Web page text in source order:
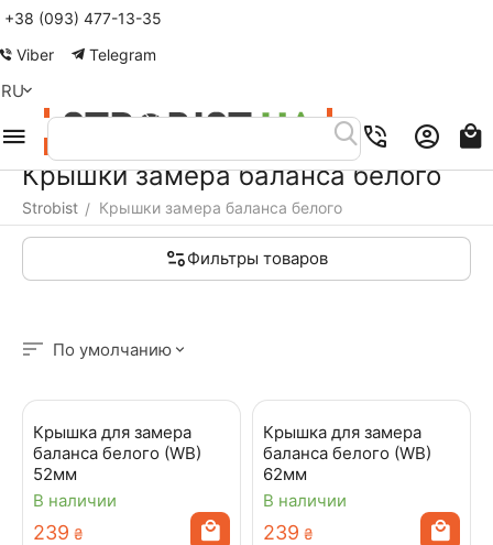
+38 (093) 477-13-35
Viber
Telegram
RU
Крышки замера баланса белого
Strobist / Крышки замера баланса белого
Фильтры товаров
По умолчанию
Крышка для замера
баланса белого (WB)
52мм
В наличии
‍239‍ ₴
Крышка для замера
баланса белого (WB)
62мм
В наличии
‍239‍ ₴
Меню